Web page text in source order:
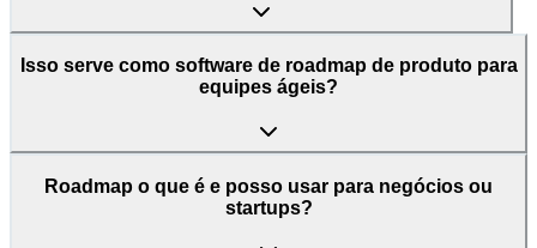
Isso serve como software de roadmap de produto para
equipes ágeis?
Roadmap o que é e posso usar para negócios ou
startups?